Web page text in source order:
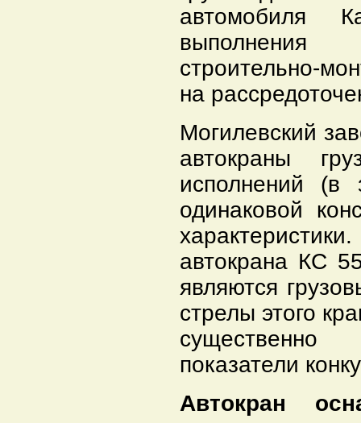
автомобиля
выполнения
строительно-
на
Могилевский
автокраны
исполнений (в
одинаковой
автокрана КС
являются
стрелы этого
существенно
показатели
Автокран